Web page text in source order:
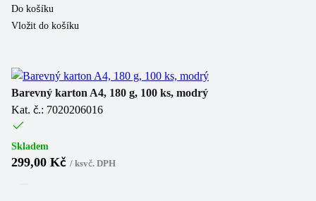
Do košíku
Vložit do košíku
Barevný karton A4, 180 g, 100 ks, modrý
Kat. č.: 7020206016
Skladem
299,00 Kč / ksvč. DPH